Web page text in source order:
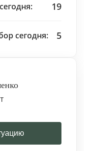
19
сегодня: 5